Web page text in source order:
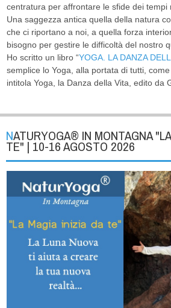
centratura per affrontare le sfide dei tempi
Una saggezza antica quella della natura
che ci riportano a noi, a quella forza
bisogno per gestire le difficoltà del nostro
Ho scritto un libro “YOGA. LA DANZA
semplice lo Yoga, alla portata di tutti,
intitola Yoga, la Danza della Vita, edito da
NATURYOGA® IN MONTAGNA "LA MAGIA INIZIA DA
TE" | 10-16 AGOSTO 2026